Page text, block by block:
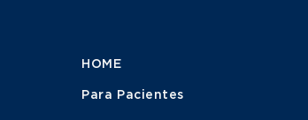
HOME
Para Pacientes